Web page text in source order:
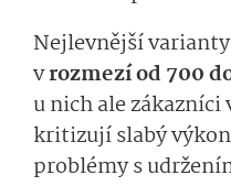
Nejlevnější
vrozmezí od 700
u nich ale zákazníci
kritizují slabý
problémy s